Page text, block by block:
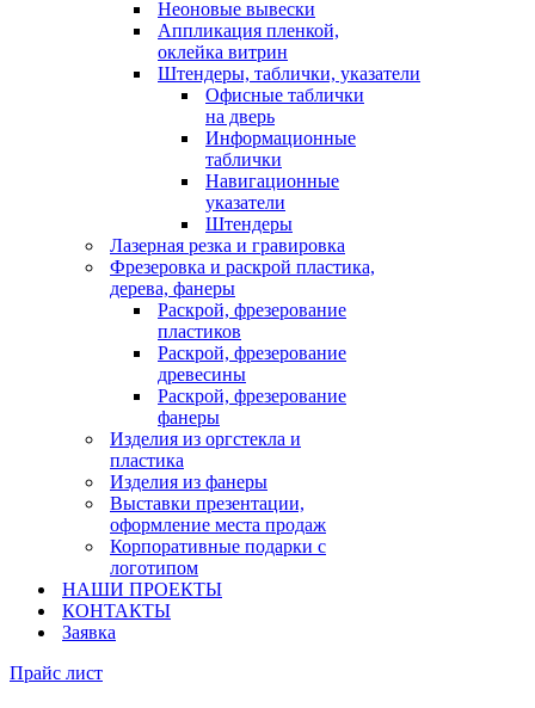
Неоновые вывески
Аппликация пленкой,
оклейка витрин
Штендеры, таблички, указатели
Офисные таблички
на дверь
Информационные
таблички
Навигационные
указатели
Штендеры
Лазерная резка и гравировка
Фрезеровка и раскрой пластика,
дерева, фанеры
Раскрой, фрезерование
пластиков
Раскрой, фрезерование
древесины
Раскрой, фрезерование
фанеры
Изделия из оргстекла и
пластика
Изделия из фанеры
Выставки презентации,
оформление места продаж
Корпоративные подарки с
логотипом
НАШИ ПРОЕКТЫ
КОНТАКТЫ
Заявка
Прайс лист